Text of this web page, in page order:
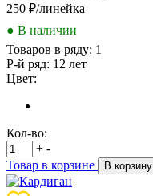
250 ₽/линейка
● В наличии
Товаров в ряду: 1
Р-й ряд: 12 лет
Цвет:
Кол-во:
+ -
Товар в корзине
В корзину